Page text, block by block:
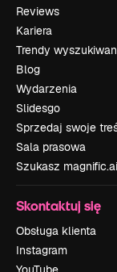
Reviews
Kariera
Trendy
Blog
Wydarzenia
Slidesgo
Sprzedaj swoje
Sala prasowa
Szukasz magnific.ai
Skontaktuj się
Obsługa klienta
Instagram